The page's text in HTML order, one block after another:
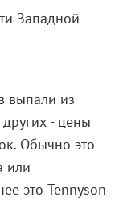
Западной
выпали из
- цены
Обычно это
или
это Tennyson